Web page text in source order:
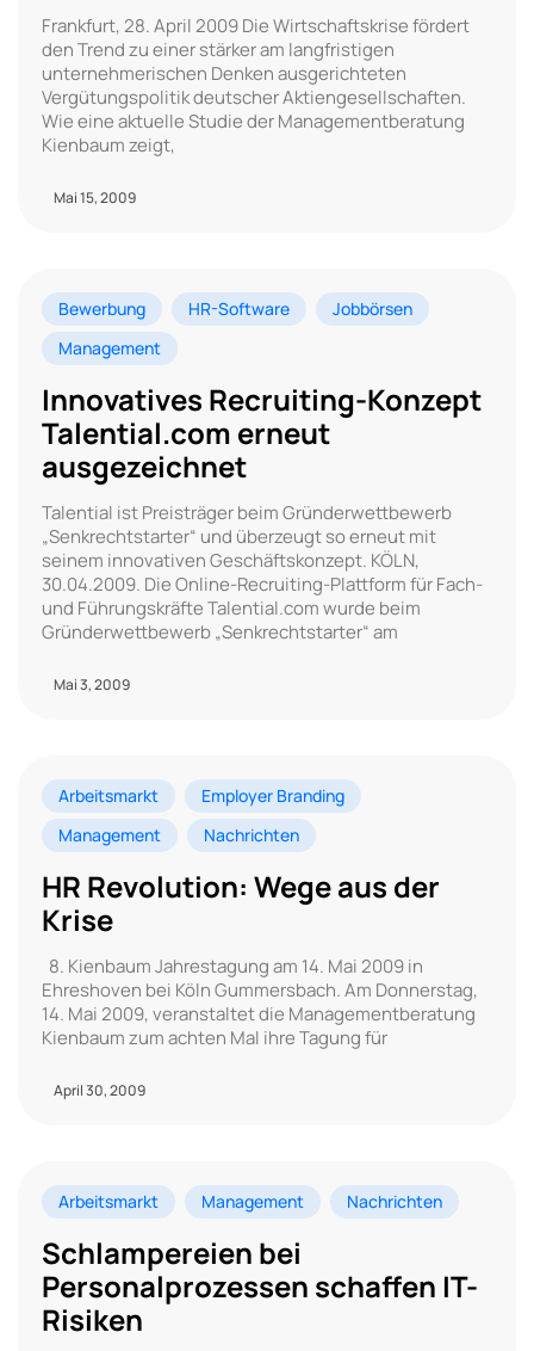
Frankfurt, 28. April 2009 Die Wirtschaftskrise fördert
den Trend zu einer stärker am langfristigen
unternehmerischen Denken ausgerichteten
Vergütungspolitik deutscher Aktiengesellschaften.
Wie eine aktuelle Studie der Managementberatung
Kienbaum zeigt,
Mai 15, 2009
Bewerbung HR-Software
Jobbörsen
Management
Innovatives Recruiting-Konzept
Talential.com erneut
ausgezeichnet
Talential ist Preisträger beim Gründerwettbewerb
„Senkrechtstarter“ und überzeugt so erneut mit
seinem innovativen Geschäftskonzept. KÖLN,
30.04.2009. Die Online-Recruiting-Plattform für Fach-
und Führungskräfte Talential.com wurde beim
Gründerwettbewerb „Senkrechtstarter“ am
Mai 3, 2009
Arbeitsmarkt
Employer Branding
Management
Nachrichten
HR Revolution: Wege aus der
Krise
8. Kienbaum Jahrestagung am 14. Mai 2009 in
Ehreshoven bei Köln Gummersbach. Am Donnerstag,
14. Mai 2009, veranstaltet die Managementberatung
Kienbaum zum achten Mal ihre Tagung für
April 30, 2009
Arbeitsmarkt Management Nachrichten
Schlampereien bei
Personalprozessen schaffen IT-
Risiken